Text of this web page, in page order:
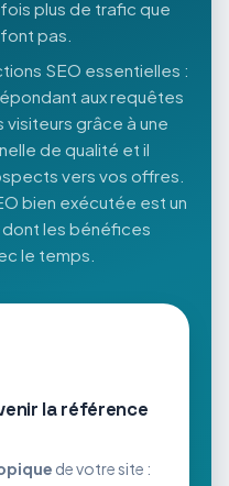
plus de trafic que
pas.
SEO essentielles :
aux requêtes
visiteurs grâce à une
de qualité et il
vers vos offres.
bien exécutée est un
les bénéfices
le temps.
la référence
de votre site :